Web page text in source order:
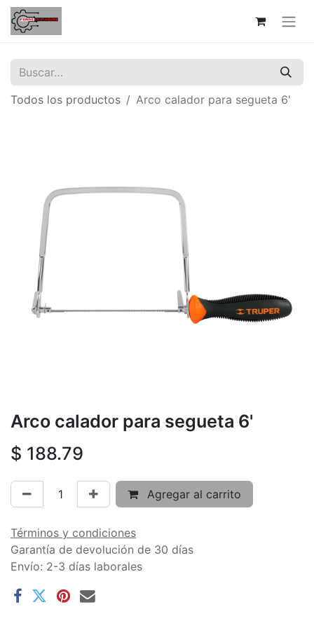
Todos los productos Arco calador para segueta 6'
Arco calador para segueta 6'
$ 188.79
Agregar al carrito
Términos y condiciones
Garantía de devolución de 30 días
Envío: 2-3 días laborales